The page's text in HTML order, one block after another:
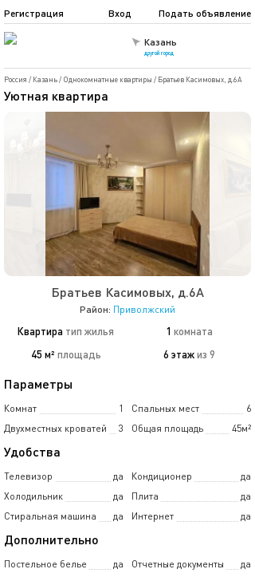
Казань
другой город
Подать объявление
Регистрация Вход
Россия / Казань/ Однокомнатные квартиры / Братьев Касимовых, д.6А
Уютная квартира
Братьев Касимовых, д.6А
Район: Приволжский
Квартира тип жилья 1 комната
45 м² площадь 6 этажиз 9
Параметры
Комнат 1 Спальных мест
6
Двухместных кроватей
3 Общая площадь 45м²
Удобства
Телевизор да Кондиционер
да
Холодильник
да Плита
да
Стиральная машина
да Интернет да
Дополнительно
Постельное белье да Отчетные документы
да